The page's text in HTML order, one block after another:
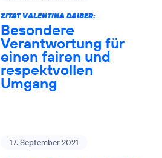
ZITAT VALENTINA DAIBER:
Besondere
Verantwortung für
einen fairen und
respektvollen
Umgang
17. September 2021